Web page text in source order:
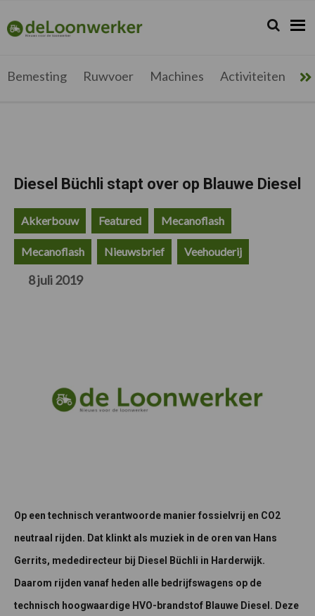
de
hoofdnavigatie
de
hoofd
de
eerste
de
voettekst
deloonwerker.be Zoeken...
Zoek
Bemesting Ruwvoer Machines Activiteiten
Diesel Büchli stapt over op Blauwe Diesel
Akkerbouw Featured Mecanoflash
Mecanoflash Nieuwsbrief Veehouderij
8 juli 2019
Op een technisch verantwoorde manier fossielvrij en CO2
neutraal rijden. Dat klinkt als muziek in de oren van Hans
Gerrits, mededirecteur bij Diesel Büchli in Harderwijk.
Daarom rijden vanaf heden alle bedrijfswagens op de
technisch hoogwaardige HVO-brandstof Blauwe Diesel. Deze